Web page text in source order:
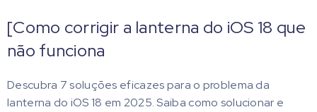
[Como corrigir a lanterna do iOS 18 que
não funciona
Descubra 7 soluções eficazes para o problema da
lanterna do iOS 18 em 2025. Saiba como solucionar e